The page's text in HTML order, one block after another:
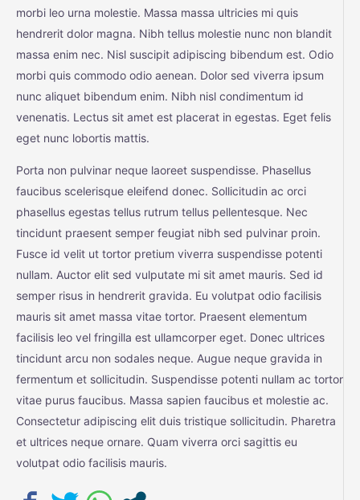
morbi leo urna molestie. Massa massa ultricies mi quis
hendrerit dolor magna. Nibh tellus molestie nunc non blandit
massa enim nec. Nisl suscipit adipiscing bibendum est. Odio
morbi quis commodo odio aenean. Dolor sed viverra ipsum
nunc aliquet bibendum enim. Nibh nisl condimentum id
venenatis. Lectus sit amet est placerat in egestas. Eget felis
eget nunc lobortis mattis.
Porta non pulvinar neque laoreet suspendisse. Phasellus
faucibus scelerisque eleifend donec. Sollicitudin ac orci
phasellus egestas tellus rutrum tellus pellentesque. Nec
tincidunt praesent semper feugiat nibh sed pulvinar proin.
Fusce id velit ut tortor pretium viverra suspendisse potenti
nullam. Auctor elit sed vulputate mi sit amet mauris. Sed id
semper risus in hendrerit gravida. Eu volutpat odio facilisis
mauris sit amet massa vitae tortor. Praesent elementum
facilisis leo vel fringilla est ullamcorper eget. Donec ultrices
tincidunt arcu non sodales neque. Augue neque gravida in
fermentum et sollicitudin. Suspendisse potenti nullam ac tortor
vitae purus faucibus. Massa sapien faucibus et molestie ac.
Consectetur adipiscing elit duis tristique sollicitudin. Pharetra
et ultrices neque ornare. Quam viverra orci sagittis eu
volutpat odio facilisis mauris.